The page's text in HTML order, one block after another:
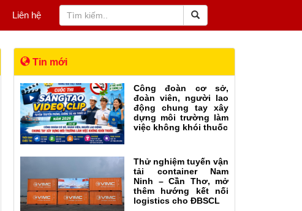
Liên hệ
Tin mới
Công đoàn cơ sở,
đoàn viên, người lao
động chung tay xây
dựng môi trường làm
việc không khói thuốc
Thử nghiệm tuyến vận
tải container Nam
Ninh – Cần Thơ, mở
thêm hướng kết nối
logistics cho ĐBSCL